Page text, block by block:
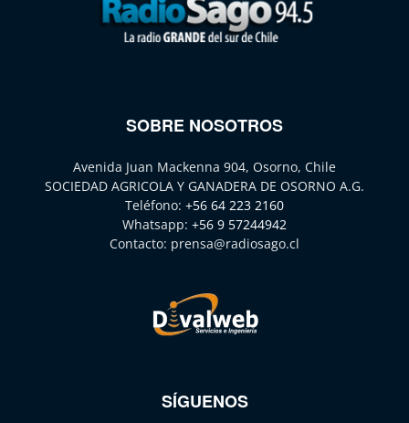
SOBRE NOSOTROS
Avenida Juan Mackenna 904, Osorno, Chile
SOCIEDAD AGRICOLA Y GANADERA DE OSORNO A.G.
Teléfono: +56 64 223 2160
Whatsapp: +56 9 57244942
Contacto: prensa@radiosago.cl
SÍGUENOS